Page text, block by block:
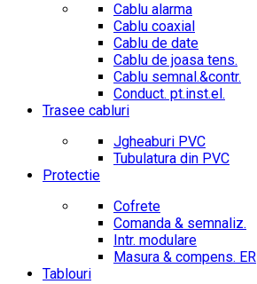
Cablu alarma
Cablu coaxial
Cablu de date
Cablu de joasa tens.
Cablu semnal.&contr.
Conduct. pt.inst.el.
Trasee cabluri
Jgheaburi PVC
Tubulatura din PVC
Protectie
Cofrete
Comanda & semnaliz.
Intr. modulare
Masura & compens. ER
Tablouri